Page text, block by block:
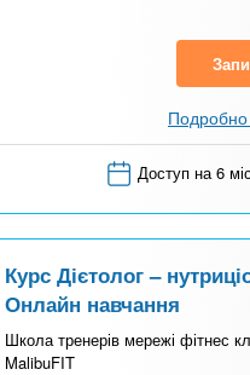
Подробно
Доступ на 6 міс
Курс Дієтолог –
Онлайн навчання
Школа тренерів мережі фітнес
MalibuFIT